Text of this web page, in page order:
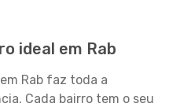
ideal em Rab
Rab faz toda a
Cada bairro tem o seu